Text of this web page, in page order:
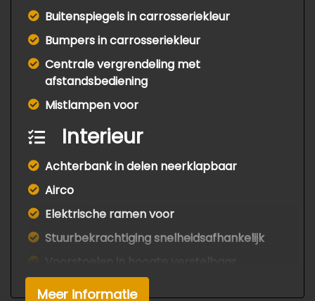
Buitenspiegels in carrosseriekleur
Bumpers in carrosseriekleur
Centrale vergrendeling met
afstandsbediening
Mistlampen voor
Interieur
Achterbank in delen neerklapbaar
Airco
Elektrische ramen voor
Stuurbekrachtiging snelheidsafhankelijk
Overige
Meer informatie